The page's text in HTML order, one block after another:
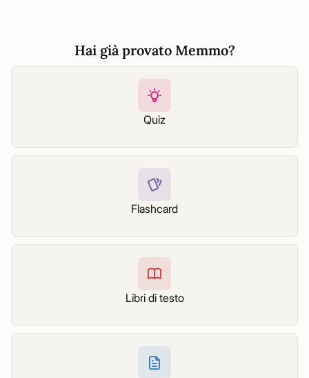
Hai già provato Memmo?
Quiz
Flashcard
Libri di testo